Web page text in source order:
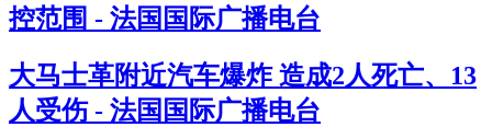
控范围 - 法国国际广播电台
大马士革附近汽车爆炸 造成2人死亡、13
人受伤 - 法国国际广播电台